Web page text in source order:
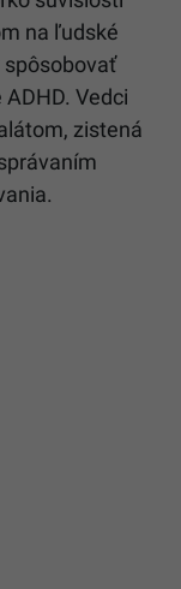
na ľudské
Vedci
zistená